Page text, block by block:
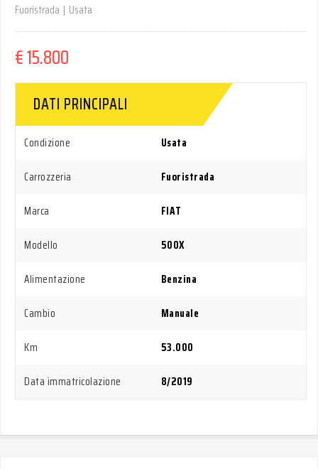
Fuoristrada | Usata
€ 15.800
DATI PRINCIPALI
Condizione
Usata
Carrozzeria
Fuoristrada
Marca
FIAT
Modello
500X
Alimentazione
Benzina
Cambio
Manuale
Km
53.000
Data immatricolazione
8/2019